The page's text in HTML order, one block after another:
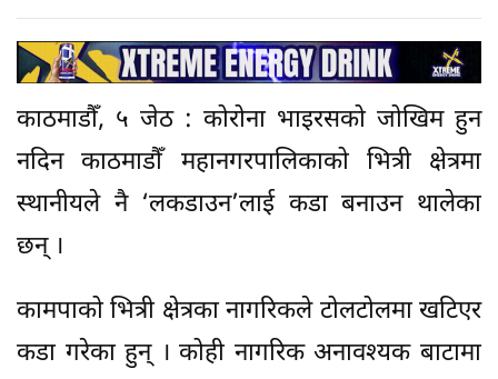
काठमाडौँ, ५ जेठ : कोरोना भाइरसको जोखिम हुन
नदिन काठमाडौँ महानगरपालिकाको भित्री क्षेत्रमा
स्थानीयले नै ‘लकडाउन’लाई कडा बनाउन थालेका
छन् ।
कामपाको भित्री क्षेत्रका नागरिकले टोलटोलमा खटिएर
कडा गरेका हुन् । कोही नागरिक अनावश्यक बाटामा